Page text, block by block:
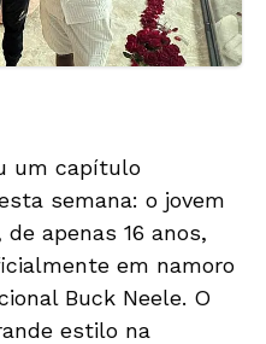
um capítulo
semana: o jovem
apenas 16 anos,
em namoro
Buck Neele. O
estilo na